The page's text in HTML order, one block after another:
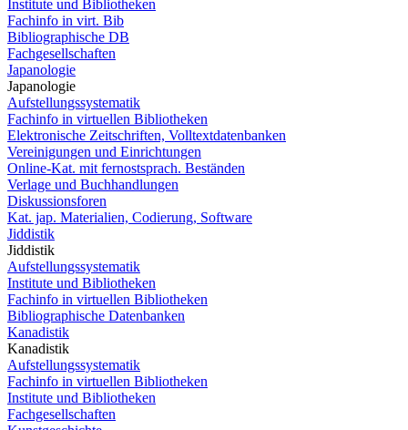
Institute und Bibliotheken
Fachinfo in virt. Bib
Bibliographische DB
Fachgesellschaften
Japanologie
Japanologie
Aufstellungssystematik
Fachinfo in virtuellen Bibliotheken
Elektronische Zeitschriften, Volltextdatenbanken
Vereinigungen und Einrichtungen
Online-Kat. mit fernostsprach. Beständen
Verlage und Buchhandlungen
Diskussionsforen
Kat. jap. Materialien, Codierung, Software
Jiddistik
Jiddistik
Aufstellungssystematik
Institute und Bibliotheken
Fachinfo in virtuellen Bibliotheken
Bibliographische Datenbanken
Kanadistik
Kanadistik
Aufstellungssystematik
Fachinfo in virtuellen Bibliotheken
Institute und Bibliotheken
Fachgesellschaften